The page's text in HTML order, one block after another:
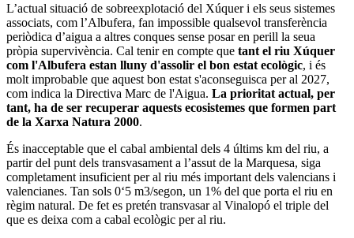
L’actual situació de sobreexplotació del Xúquer i els seus sistemes
associats, com l’Albufera, fan impossible qualsevol transferència
periòdica d’aigua a altres conques sense posar en perill la seua
pròpia supervivència. Cal tenir en compte que tant el riu Xúquer
com l'Albufera estan lluny d'assolir el bon estat ecològic, i és
molt improbable que aquest bon estat s'aconseguisca per al 2027,
com indica la Directiva Marc de l'Aigua. La prioritat actual, per
tant, ha de ser recuperar aquests ecosistemes que formen part
de la Xarxa Natura 2000.
És inacceptable que el cabal ambiental dels 4 últims km del riu, a
partir del punt dels transvasament a l’assut de la Marquesa, siga
completament insuficient per al riu més important dels valencians i
valencianes. Tan sols 0‘5 m3/segon, un 1% del que porta el riu en
règim natural. De fet es pretén transvasar al Vinalopó el triple del
que es deixa com a cabal ecològic per al riu.